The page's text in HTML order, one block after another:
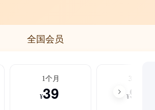
全国会员
1个月
¥39
3个月
¥99